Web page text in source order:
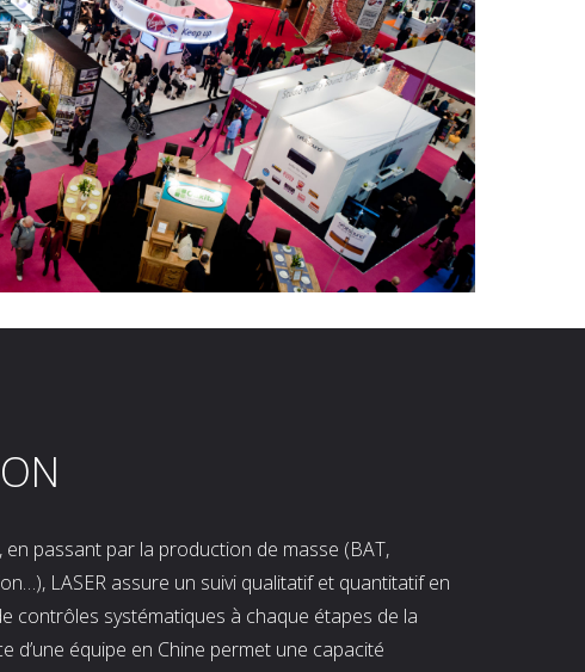
en passant par la production de masse (BAT,
LASER assure un suivi qualitatif et quantitatif en
contrôles systématiques à chaque étapes de la
d’une équipe en Chine permet une capacité